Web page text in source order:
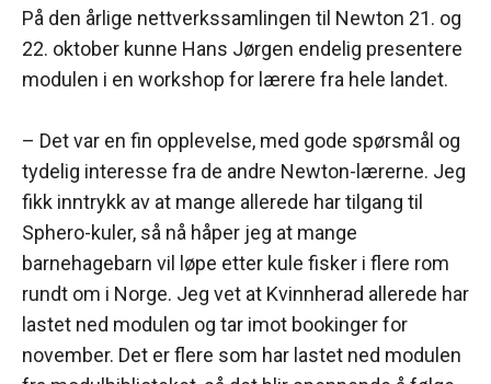
På den årlige nettverkssamlingen til Newton 21. og
22. oktober kunne Hans Jørgen endelig presentere
modulen i en workshop for lærere fra hele landet.
– Det var en fin opplevelse, med gode spørsmål og
tydelig interesse fra de andre Newton-lærerne. Jeg
fikk inntrykk av at mange allerede har tilgang til
Sphero-kuler, så nå håper jeg at mange
barnehagebarn vil løpe etter kule fisker i flere rom
rundt om i Norge. Jeg vet at Kvinnherad allerede har
lastet ned modulen og tar imot bookinger for
november. Det er flere som har lastet ned modulen